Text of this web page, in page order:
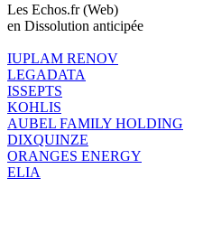
Les Echos.fr (Web)
en Dissolution anticipée
IUPLAM RENOV
LEGADATA
ISSEPTS
KOHLIS
AUBEL FAMILY HOLDING
DIXQUINZE
ORANGES ENERGY
ELIA